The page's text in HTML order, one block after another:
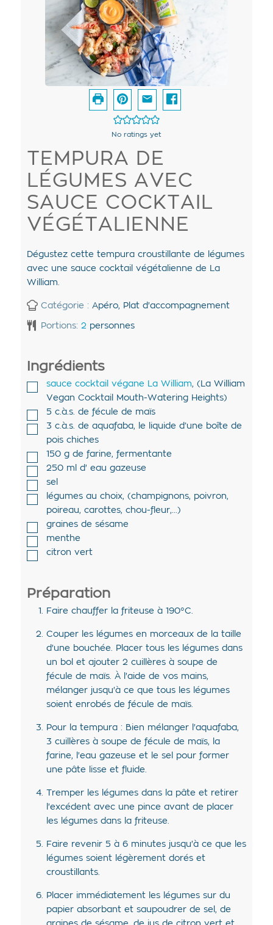
No ratings yet
TEMPURA DE
LÉGUMES AVEC
SAUCE COCKTAIL
VÉGÉTALIENNE
Dégustez cette tempura croustillante de légumes
avec une sauce cocktail végétalienne de La
William.
Catégorie : Apéro, Plat d'accompagnement
Portions: 2 personnes
Ingrédients
sauce cocktail végane La William, (La William
Vegan Cocktail Mouth-Watering Heights)
5 c.à.s. de fécule de maïs
3 c.à.s. de aquafaba,
le liquide d’une boîte de
pois chiches
150 g de farine, fermentante
250 ml d' eau gazeuse
sel
légumes au choix, (champignons, poivron,
poireau, carottes, chou-fleur,...)
graines de sésame
menthe
citron vert
Préparation
Faire chauffer la friteuse à 190°C.
Couper les légumes en morceaux de la taille
d'une bouchée. Placer tous les légumes dans
un bol et ajouter 2 cuillères à soupe de
fécule de maïs. À l'aide de vos mains,
mélanger jusqu'à ce que tous les légumes
soient enrobés de fécule de maïs.
Pour la tempura : Bien mélanger l'aquafaba,
3 cuillères à soupe de fécule de maïs, la
farine, l'eau gazeuse et le sel pour former
une pâte lisse et fluide.
Tremper les légumes dans la pâte et retirer
l'excédent avec une pince avant de placer
les légumes dans la friteuse.
Faire revenir 5 à 6 minutes jusqu'à ce que les
légumes soient légèrement dorés et
croustillants.
Placer immédiatement les légumes sur du
papier absorbant et saupoudrer de sel, de